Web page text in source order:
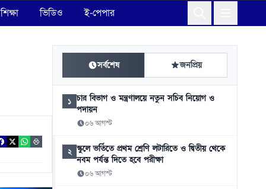
শিক্ষা ভিডিও ই-পেপার
সর্বশেষ জনপ্রিয়
১ চার বিভাগ ও মন্ত্রণালয়ে নতুন সচিব নিয়োগ ও
পদায়ন
০৬ আগস্ট
২ স্কুলে ভর্তিতে প্রথম শ্রেণি লটারিতে ও দ্বিতীয় থেকে
নবম পর্যন্ত দিতে হবে পরীক্ষা
০৬ আগস্ট